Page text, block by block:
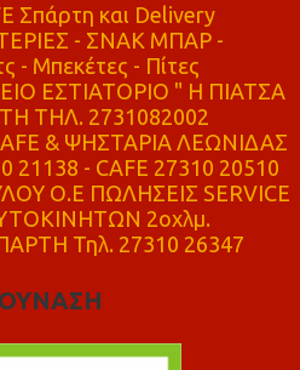
Σπάρτη και Delivery
- ΣΝΑΚ ΜΠΑΡ -
- Μπεκέτες - Πίτες
ΕΣΤΙΑΤΟΡΙΟ " Η ΠΙΑΤΣΑ
ΤΗΛ. 2731082002
& ΨΗΣΤΑΡΙΑ ΛΕΩΝΙΔΑΣ
- CAFE 27310 20510
Ο.Ε ΠΩΛΗΣΕΙΣ SERVICE
2οχλμ.
Τηλ. 27310 26347